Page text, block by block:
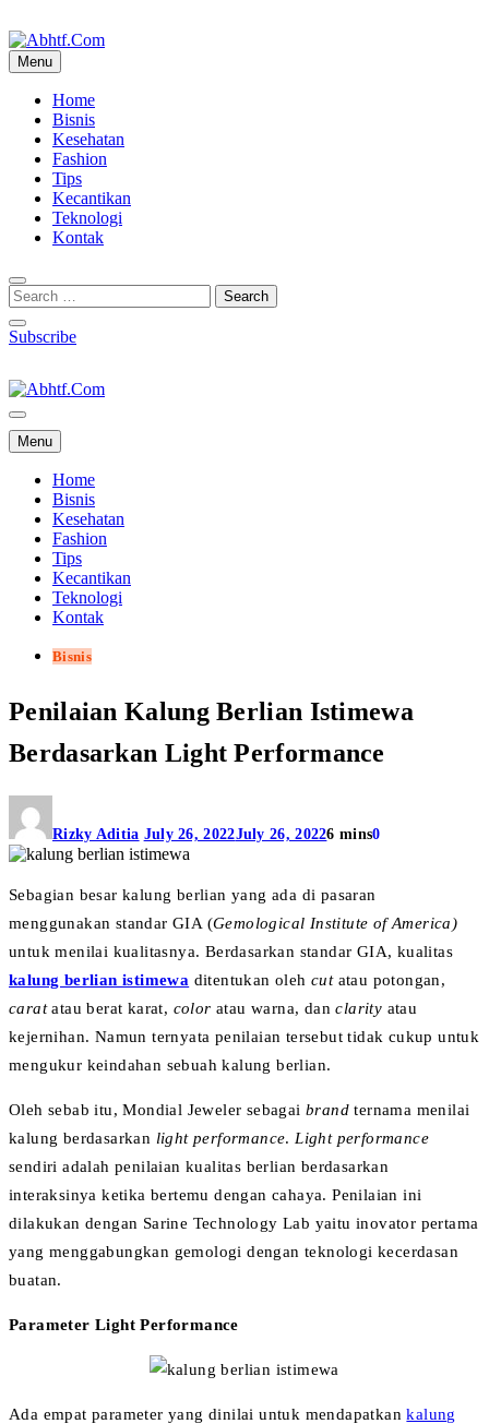
to
content
Menu
Home
Bisnis
Kesehatan
Fashion
Tips
Kecantikan
Teknologi
Kontak
Subscribe
Abhtf.Com
Menu
Home
Bisnis
Kesehatan
Fashion
Tips
Kecantikan
Teknologi
Kontak
Bisnis
Penilaian Kalung Berlian Istimewa
Berdasarkan Light Performance
Rizky Aditia July 26, 2022July 26, 20226 mins0
Sebagian besar kalung berlian yang ada di pasaran
menggunakan standar GIA (Gemological Institute of America)
untuk menilai kualitasnya. Berdasarkan standar GIA, kualitas
kalung berlian istimewa ditentukan olehcut atau potongan,
caratatau berat karat, coloratau warna, danclarity atau
kejernihan. Namun ternyata penilaian tersebut tidak cukup untuk
mengukur keindahan sebuah kalung berlian.
Oleh sebab itu, Mondial Jeweler sebagai brandternama menilai
kalung berdasarkan light performance. Light performance
sendiri adalah penilaian kualitas berlian berdasarkan
interaksinya ketika bertemu dengan cahaya. Penilaian ini
dilakukan dengan Sarine Technology Lab yaitu inovator pertama
yang menggabungkan gemologi dengan teknologi kecerdasan
buatan.
Parameter Light Performance
Ada empat parameter yang dinilai untuk mendapatkankalung